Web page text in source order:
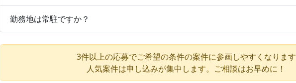
勤務地は常駐ですか？
3件以上の応募でご希望の条件の案件に参画しやすくなります
人気案件は申し込みが集中します。ご相談はお早めに！